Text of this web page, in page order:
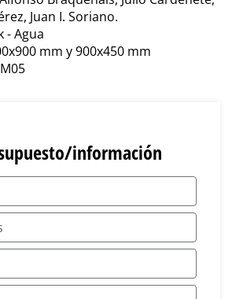
Juan I. Soriano.
- Agua
mm y 900x450 mm
información